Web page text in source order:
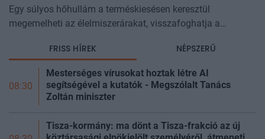
Egy súlyos hőhullám a terméskiesésen keresztül
megemelheti az élelmiszerárakat, visszafoghatja a
még az állam finanszírozását is m
FRISS HÍREK NÉPSZERŰ
08:30
Mesterséges vírusokat hoztak létre AI
segítségével a kutatók - Megszólalt Tanács
Zoltán miniszter
Tisza-kormány: ma dönt a Tisza-frakció az új